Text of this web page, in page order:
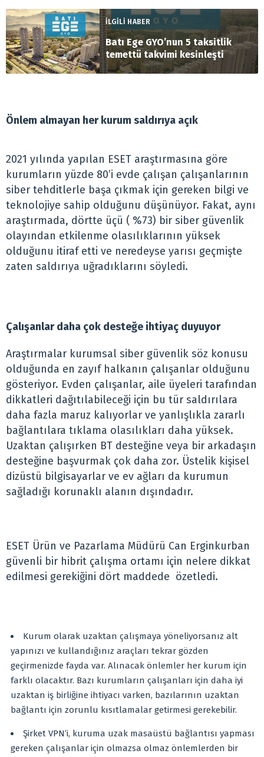
İLGİLİ HABER
Batı Ege GYO’nun 5 taksitlik
temettü takvimi kesinleşti
Önlem almayan her kurum saldırıya açık
2021 yılında yapılan ESET araştırmasına göre
kurumların yüzde 80’i evde çalışan çalışanlarının
siber tehditlerle başa çıkmak için gereken bilgi ve
teknolojiye sahip olduğunu düşünüyor. Fakat, aynı
araştırmada, dörtte üçü ( %73) bir siber güvenlik
olayından etkilenme olasılıklarının yüksek
olduğunu itiraf etti ve neredeyse yarısı geçmişte
zaten saldırıya uğradıklarını söyledi.
Çalışanlar daha çok desteğe ihtiyaç duyuyor
Araştırmalar kurumsal siber güvenlik söz konusu
olduğunda en zayıf halkanın çalışanlar olduğunu
gösteriyor. Evden çalışanlar, aile üyeleri tarafından
dikkatleri dağıtılabileceği için bu tür saldırılara
daha fazla maruz kalıyorlar ve yanlışlıkla zararlı
bağlantılara tıklama olasılıkları daha yüksek.
Uzaktan çalışırken BT desteğine veya bir arkadaşın
desteğine başvurmak çok daha zor. Üstelik kişisel
dizüstü bilgisayarlar ve ev ağları da kurumun
sağladığı korunaklı alanın dışındadır.
ESET Ürün ve Pazarlama Müdürü Can Erginkurban
güvenli bir hibrit çalışma ortamı için nelere dikkat
edilmesi gerekiğini dört maddede özetledi.
Kurum olarak uzaktan çalışmaya yöneliyorsanız alt
yapınızı ve kullandığınız araçları tekrar gözden
geçirmenizde fayda var. Alınacak önlemler her kurum için
farklı olacaktır. Bazı kurumların çalışanları için daha iyi
uzaktan iş birliğine ihtiyacı varken, bazılarının uzaktan
bağlantı için zorunlu kısıtlamalar getirmesi gerekebilir.
Şirket VPN’i, kuruma uzak masaüstü bağlantısı yapması
gereken çalışanlar için olmazsa olmaz önlemlerden bir